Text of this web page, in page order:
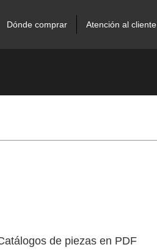
Dónde comprar Atención al cliente
de piezas en PDF